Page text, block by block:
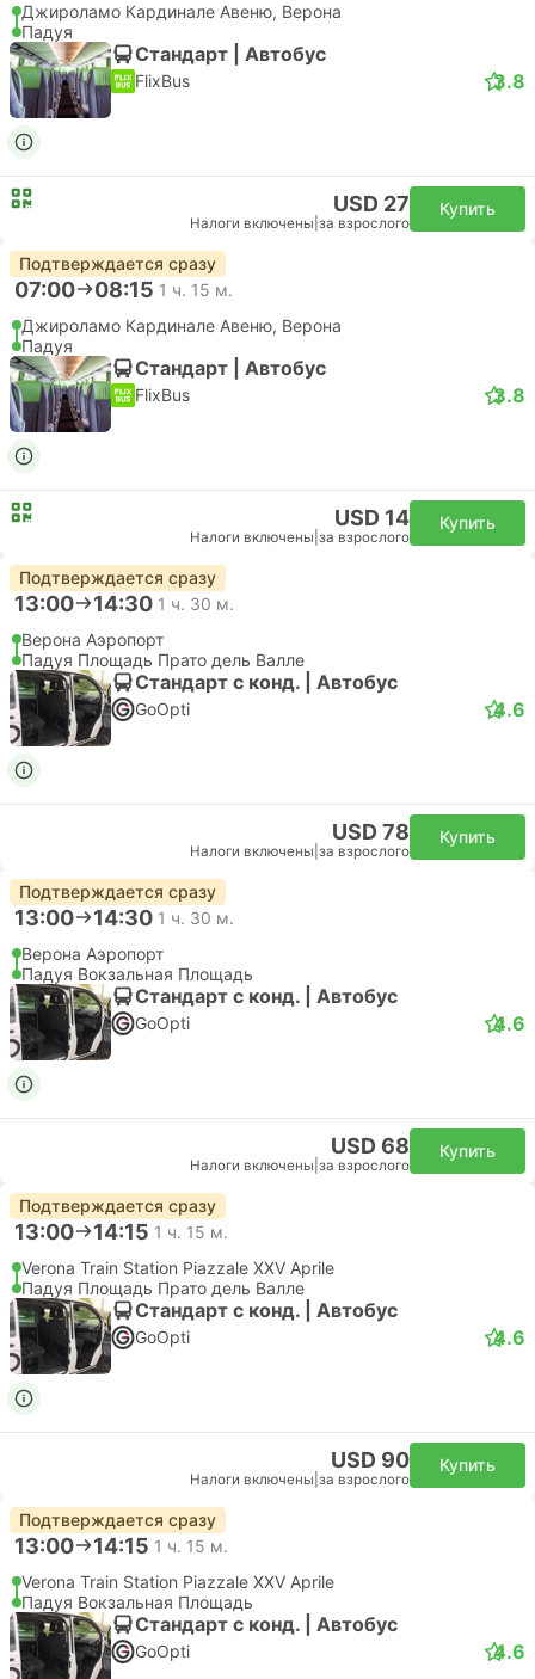
Джироламо Кардинале Авеню, Верона
Падуя
Стандарт | Автобус
FlixBus 3.8
USD 27
Налоги включены за взрослого
Купить
Подтверждается сразу
07:00 08:15 1 ч. 15 м.
Джироламо Кардинале Авеню, Верона
Падуя
Стандарт | Автобус
FlixBus 3.8
USD 14
Налоги включены за взрослого
Купить
Подтверждается сразу
13:00 14:30 1 ч. 30 м.
Верона Аэропорт
Падуя Площадь Прато дель Валле
Стандарт с конд. | Автобус
GoOpti 4.6
USD 78
Налоги включены за взрослого
Купить
Подтверждается сразу
13:00 14:30 1 ч. 30 м.
Верона Аэропорт
Падуя Вокзальная Площадь
Стандарт с конд. | Автобус
GoOpti 4.6
USD 68
Налоги включены за взрослого
Купить
Подтверждается сразу
13:00 14:15 1 ч. 15 м.
Verona Train Station Piazzale XXV Aprile
Падуя Площадь Прато дель Валле
Стандарт с конд. | Автобус
GoOpti 4.6
USD 90
Налоги включены за взрослого
Купить
Подтверждается сразу
13:00 14:15 1 ч. 15 м.
Verona Train Station Piazzale XXV Aprile
Падуя Вокзальная Площадь
Стандарт с конд. | Автобус
GoOpti 4.6